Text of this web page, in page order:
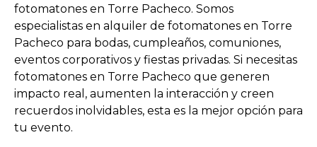
fotomatones en Torre Pacheco. Somos
especialistas en alquiler de fotomatones en Torre
Pacheco para bodas, cumpleaños, comuniones,
eventos corporativos y fiestas privadas. Si necesitas
fotomatones en Torre Pacheco que generen
impacto real, aumenten la interacción y creen
recuerdos inolvidables, esta es la mejor opción para
tu evento.